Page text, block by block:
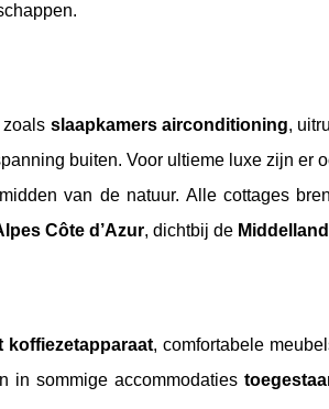
zoals slaapkamers airconditioning,
buiten. Voor ultieme luxe zijn er
van de natuur. Alle cottages
Côte d’Azur, dichtbij de
koffiezetapparaat, comfortabele
in sommige accommodaties